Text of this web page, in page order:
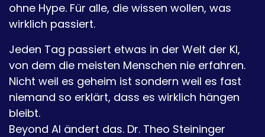
ohne Hype. Für alle, die wissen wollen, was
wirklich passiert.
Jeden Tag passiert etwas in der Welt der KI,
von dem die meisten Menschen nie erfahren.
Nicht weil es geheim ist sondern weil es fast
niemand so erklärt, dass es wirklich hängen
bleibt.
Beyond AI ändert das. Dr. Theo Steininger